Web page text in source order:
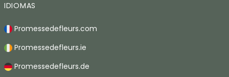
IDIOMAS
Promessedefleurs.com
Promessedefleurs.ie
Promessedefleurs.de